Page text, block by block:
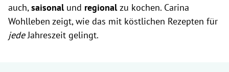
auch,saisonal und regionalzu kochen. Carina
Wohlleben zeigt, wie das mit köstlichen Rezepten für
jedeJahreszeit gelingt.